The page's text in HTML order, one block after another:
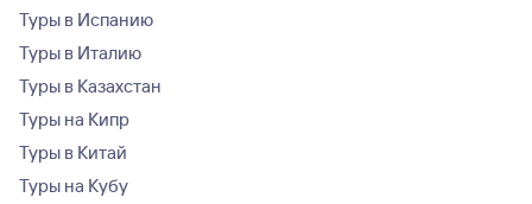
Туры в Испанию
Туры в Италию
Туры в Казахстан
Туры на Кипр
Туры в Китай
Туры на Кубу